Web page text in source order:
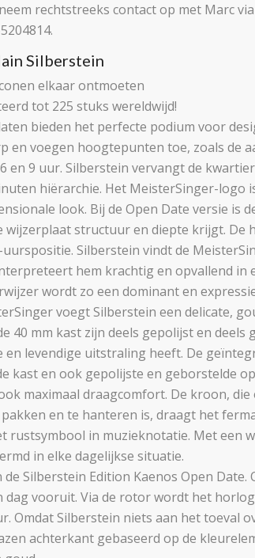
rechtstreeks contact op met Marc
Silberstein
elkaar ontmoeten
tot 225 stuks wereldwijd!
bieden het perfecte podium voor
en voegen hoogtepunten toe, zoals de
en 9 uur. Silberstein vervangt de
hiërarchie. Het MeisterSinger-logo
look. Bij de Open Date versie is
wijzerplaat structuur en diepte krijgt. De
Silberstein vindt de
hem krachtig en opvallend in
wordt zo een dominant en
voegt Silberstein een delicate,
40 mm kast zijn deels gepolijst en
en levendige uitstraling heeft. De
kast en ook gepolijste en geborstelde
maximaal draagcomfort. De kroon,
en te hanteren is, draagt het
rustsymbool in muzieknotatie. Met een
in elke dagelijkse situatie.
de Silberstein Edition Kaenos Open Date.
dag vooruit. Via de rotor wordt het
Omdat Silberstein niets aan het toeval
achterkant gebaseerd op de